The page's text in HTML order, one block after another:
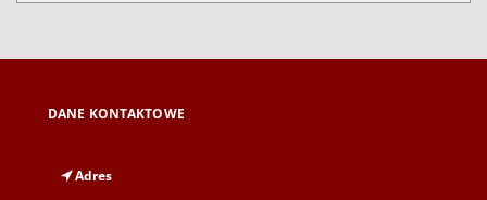
DANE KONTAKTOWE
Adres